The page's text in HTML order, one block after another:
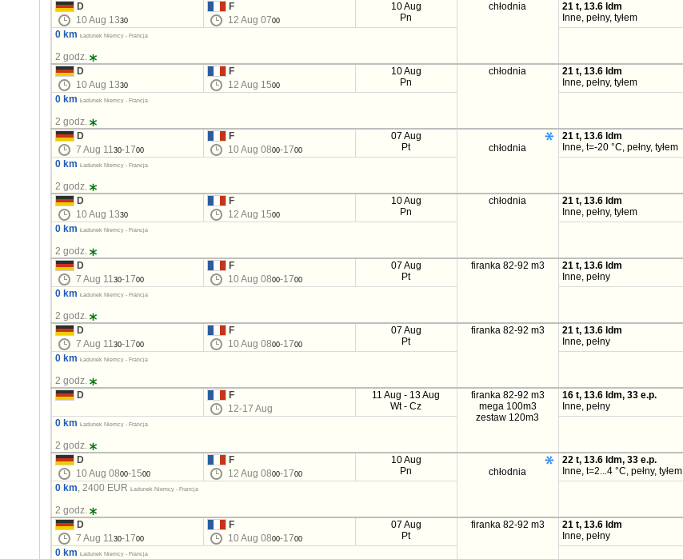
D
10 Aug 1330
F
12 Aug 0700
10 Aug
Pn
chłodnia
21 t, 13.6 ldm
Inne, pełny, tyłem
0 km Ładunek Niemcy - Francja
2 godz.
D
10 Aug 1330
F
12 Aug 1500
10 Aug
Pn
chłodnia
21 t, 13.6 ldm
Inne, pełny, tyłem
0 km Ładunek Niemcy - Francja
2 godz.
D
7 Aug 1130-1700
F
10 Aug 0800-1700
07 Aug
Pt
chłodnia
21 t, 13.6 ldm
Inne, t=-20 °C, pełny, tyłem
0 km Ładunek Niemcy - Francja
2 godz.
D
10 Aug 1330
F
12 Aug 1500
10 Aug
Pn
chłodnia
21 t, 13.6 ldm
Inne, pełny, tyłem
0 km Ładunek Niemcy - Francja
2 godz.
D
7 Aug 1130-1700
F
10 Aug 0800-1700
07 Aug
Pt
firanka 82-92 m3
21 t, 13.6 ldm
Inne, pełny
0 km Ładunek Niemcy - Francja
2 godz.
D
7 Aug 1130-1700
F
10 Aug 0800-1700
07 Aug
Pt
firanka 82-92 m3
21 t, 13.6 ldm
Inne, pełny
0 km Ładunek Niemcy - Francja
2 godz.
D
F
12-17 Aug
11 Aug - 13 Aug
Wt - Cz
firanka 82-92 m3
mega 100m3
zestaw 120m3
16 t, 13.6 ldm, 33 e.p.
Inne, pełny
0 km Ładunek Niemcy - Francja
2 godz.
D
10 Aug 0800-1500
F
12 Aug 0800-1700
10 Aug
Pn
chłodnia
22 t, 13.6 ldm, 33 e.p.
Inne, t=2...4 °C, pełny, tyłem
0 km, 2400 EUR Ładunek Niemcy - Francja
2 godz.
D
7 Aug 1130-1700
F
10 Aug 0800-1700
07 Aug
Pt
firanka 82-92 m3
21 t, 13.6 ldm
Inne, pełny
0 km Ładunek Niemcy - Francja